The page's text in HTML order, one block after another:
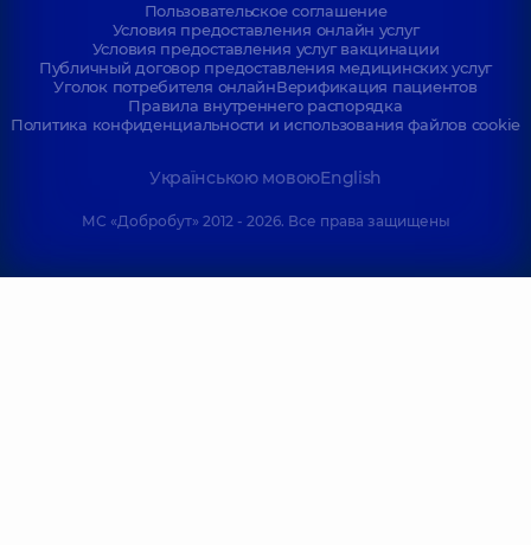
Пользовательское соглашение
Условия предоставления онлайн услуг
Условия предоставления услуг вакцинации
Публичный договор предоставления медицинских услуг
Уголок потребителя онлайнВерификация пациентов
Правила внутреннего распорядка
Политика конфиденциальности и использования файлов cookie
Українською мовоюEnglish
МС «Добробут» 2012 - 2026. Все права защищены